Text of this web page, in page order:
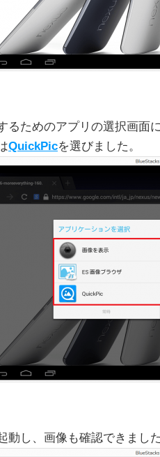
るためのアプリの選択画面
QuickPicを選びました。
動し、画像も確認できました